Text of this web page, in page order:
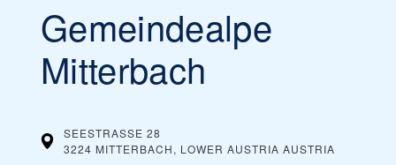
Gemeindealpe
Mitterbach
SEESTRASSE 28
3224 MITTERBACH, LOWER AUSTRIA AUSTRIA